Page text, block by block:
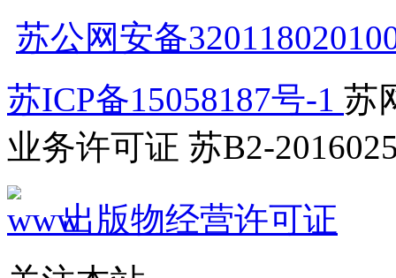
苏公网安备
苏ICP备15058187号-1 苏
业务许可证 苏B2-
出版物经营许可证